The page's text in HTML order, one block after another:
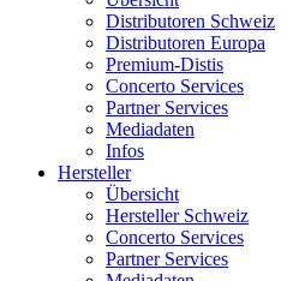
Distributoren Schweiz
Distributoren Europa
Premium-Distis
Concerto Services
Partner Services
Mediadaten
Infos
Hersteller
Übersicht
Hersteller Schweiz
Concerto Services
Partner Services